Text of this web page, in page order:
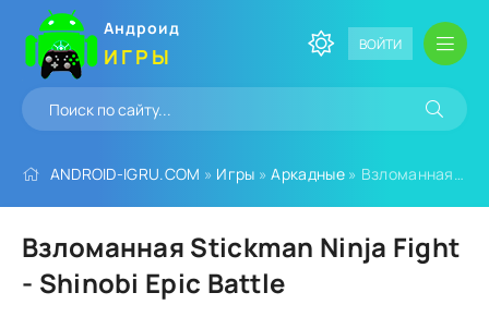
Андроид
ИГРЫ ВОЙТИ
ANDROID-IGRU.COM » Игры »Аркадные» Взломанная Stickman Ninja Fight - Shinobi Epic Battle
Взломанная Stickman Ninja Fight
- Shinobi Epic Battle